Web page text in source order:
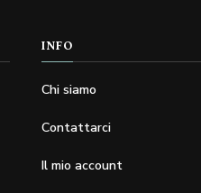
scelte
INFO
Chi siamo
Contattarci
Il mio account